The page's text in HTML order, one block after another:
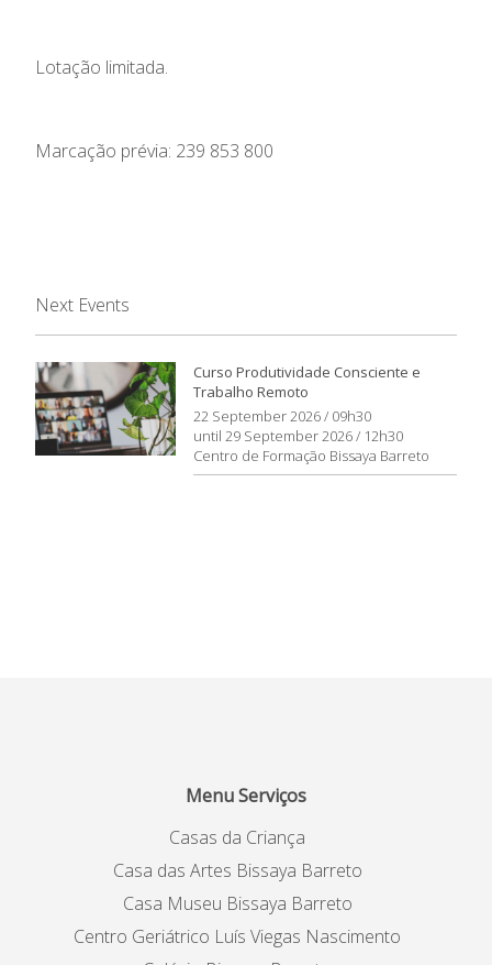
Lotação limitada.
Marcação prévia: 239 853 800
Next Events
Curso Produtividade Consciente e
Trabalho Remoto
22 September 2026 / 09h30
until 29 September 2026 / 12h30
Centro de Formação Bissaya Barreto
Menu Serviços
Casas da Criança
Casa das Artes Bissaya Barreto
Casa Museu Bissaya Barreto
Centro Geriátrico Luís Viegas Nascimento